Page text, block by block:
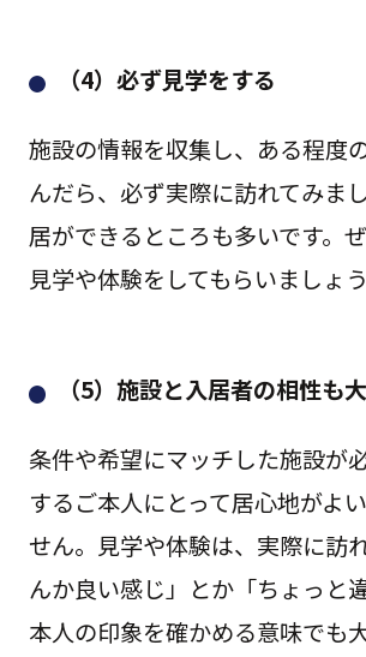
（4）必ず見学をする
施設の情報を収集し、ある程度
んだら、必ず実際に訪れてみま
居ができるところも多いです。
見学や体験をしてもらいましょう
（5）施設と入居者の相性も
条件や希望にマッチした施設が
するご本人にとって居心地がよ
せん。見学や体験は、実際に訪
んか良い感じ」とか「ちょっと
本人の印象を確かめる意味でも大